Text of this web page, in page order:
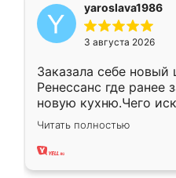
yaroslava1986
3 августа 2026
Заказала себе новый
Ренессанс где ранее
новую кухню.Чего
вполне довольна.
два года, нареканий
Читать полностью